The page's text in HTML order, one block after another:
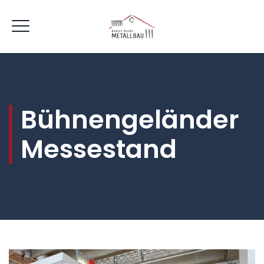
Bühnengeländer
Messestand